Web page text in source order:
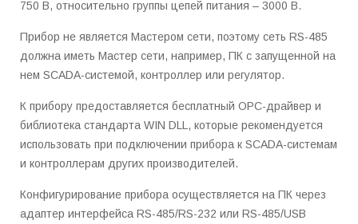
750 В, относительно группы цепей питания – 3000 В.
Прибор не является Мастером сети, поэтому сеть RS-485
должна иметь Мастер сети, например, ПК с запущенной на
нем SCADA-системой, контроллер или регулятор.
К прибору предоставляется бесплатный ОРС-драйвер и
библиотека стандарта WIN DLL, которые рекомендуется
использовать при подключении прибора к SCADA-системам
и контроллерам других производителей.
Конфигурирование прибора осуществляется на ПК через
адаптер интерфейса RS-485/RS-232 или RS-485/USB